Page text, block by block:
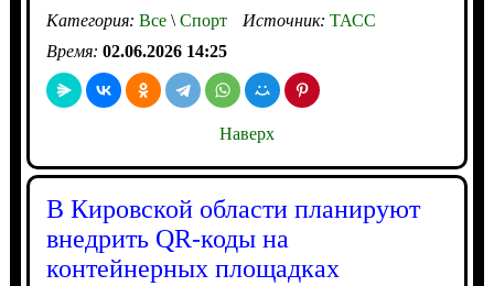
Категория: Все\Спорт Источник: ТАСС
Время: 02.06.2026 14:25
Наверх
В Кировской области планируют
внедрить QR-коды на
контейнерных площадках